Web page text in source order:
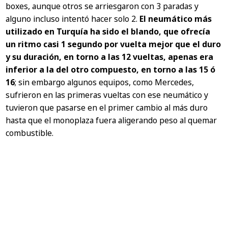
boxes, aunque otros se arriesgaron con 3 paradas y
alguno incluso intentó hacer solo 2. El neumático más
utilizado en Turquía ha sido el blando, que ofrecía
un ritmo casi 1 segundo por vuelta mejor que el duro
y su duración, en torno a las 12 vueltas, apenas era
inferior a la del otro compuesto, en torno a las 15 ó
16; sin embargo algunos equipos, como Mercedes,
sufrieron en las primeras vueltas con ese neumático y
tuvieron que pasarse en el primer cambio al más duro
hasta que el monoplaza fuera aligerando peso al quemar
combustible.